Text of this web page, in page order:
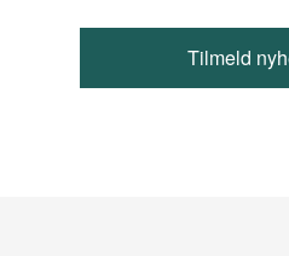
Tilmeld